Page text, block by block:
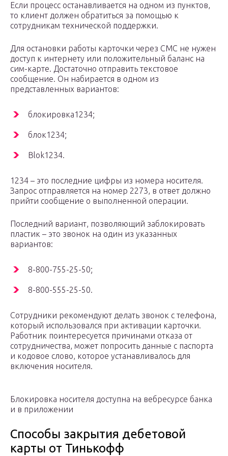
Если процесс останавливается на одном из пунктов,
то клиент должен обратиться за помощью к
сотрудникам технической поддержки.
Для остановки работы карточки через СМС не нужен
доступ к интернету или положительный баланс на
сим-карте. Достаточно отправить текстовое
сообщение. Он набирается в одном из
представленных вариантов:
блокировка1234;
блок1234;
Blok1234.
1234 – это последние цифры из номера носителя.
Запрос отправляется на номер 2273, в ответ должно
прийти сообщение о выполненной операции.
Последний вариант, позволяющий заблокировать
пластик – это звонок на один из указанных
вариантов:
8-800-755-25-50;
8-800-555-25-50.
Сотрудники рекомендуют делать звонок с телефона,
который использовался при активации карточки.
Работник поинтересуется причинами отказа от
сотрудничества, может попросить данные с паспорта
и кодовое слово, которое устанавливалось для
включения носителя.
Блокировка носителя доступна на вебресурсе банка
и в приложении
Способы закрытия дебетовой
карты от Тинькофф